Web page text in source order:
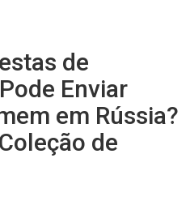
de
Enviar
em Rússia?
de